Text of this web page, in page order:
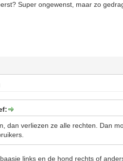
Super ongewenst, maar zo
dan verliezen ze alle rechten. Dan
links en de hond rechts of